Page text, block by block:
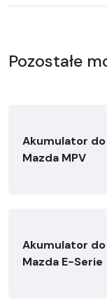
Pozostałe
Akumulator do
Mazda MPV
Akumulator do
Mazda E-Serie